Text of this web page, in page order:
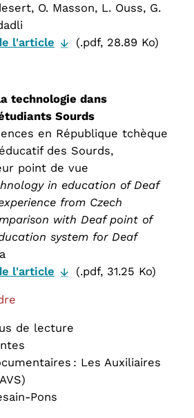
O. Masson, L. Ouss, G.
l'article
(.pdf, 28.89 Ko)
technologie dans
Sourds
en République tchèque
des Sourds,
point de vue
in education of Deaf
from Czech
with Deaf point of
system for Deaf
l'article
(.pdf, 31.25 Ko)
de lecture
: Les Auxiliaires
Pons